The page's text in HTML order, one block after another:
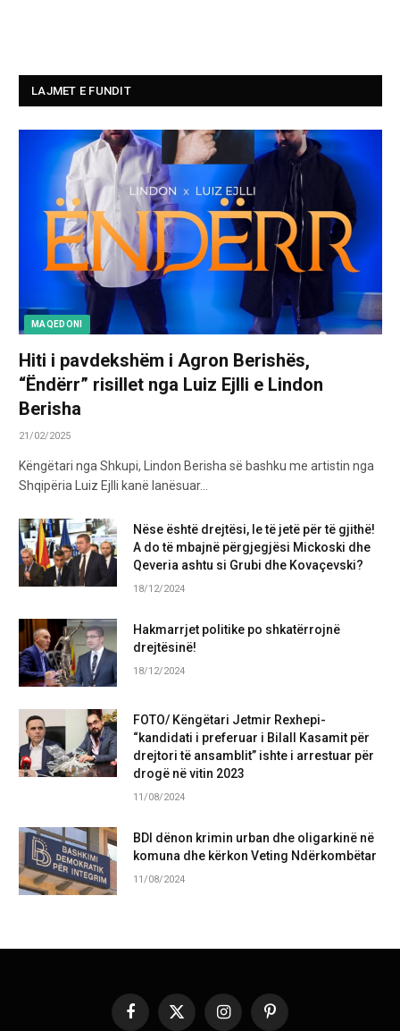
LAJMET E FUNDIT
MAQEDONI
Hiti i pavdekshëm i Agron Berishës,
“Ëndërr” risillet nga Luiz Ejlli e Lindon
Berisha
21/02/2025
Këngëtari nga Shkupi, Lindon Berisha së bashku me artistin nga
Shqipëria Luiz Ejlli kanë lanësuar…
Nëse është drejtësi, le të jetë për të gjithë!
A do të mbajnë përgjegjësi Mickoski dhe
Qeveria ashtu si Grubi dhe Kovaçevski?
18/12/2024
Hakmarrjet politike po shkatërrojnë
drejtësinë!
18/12/2024
FOTO/ Këngëtari Jetmir Rexhepi-
“kandidati i preferuar i Bilall Kasamit për
drejtori të ansamblit” ishte i arrestuar për
drogë në vitin 2023
11/08/2024
BDI dënon krimin urban dhe oligarkinë në
komuna dhe kërkon Veting Ndërkombëtar
11/08/2024
Facebook
X
InstagramPinterest